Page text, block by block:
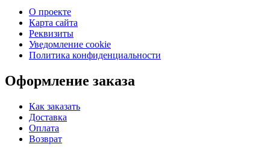
О проекте
Карта сайта
Реквизиты
Уведомление cookie
Политика конфиденциальности
Оформление заказа
Как заказать
Доставка
Оплата
Возврат